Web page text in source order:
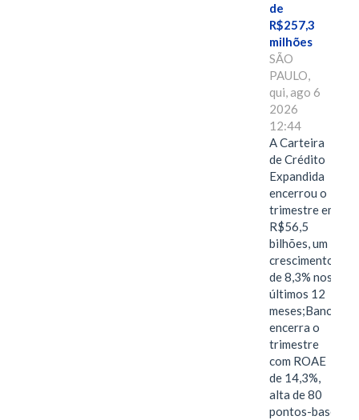
de
R$257,3
milhões
SÃO
PAULO,
qui, ago 6
2026
12:44
A Carteira
de Crédito
Expandida
encerrou o
trimestre em
R$56,5
bilhões, um
crescimento
de 8,3% nos
últimos 12
meses;Banco
encerra o
trimestre
com ROAE
de 14,3%,
alta de 80
pontos-base